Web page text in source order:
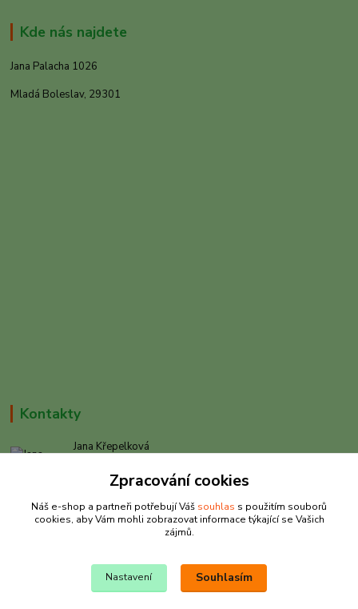
Kde nás najdete
Jana Palacha 1026
Mladá Boleslav, 29301
Kontakty
Jana Křepelková
(Po-Pá, 9-17 hod. , So 9-12 hod.)
info@rybarkrepelkova.cz
Zpracování cookies
Náš e-shop a partneři potřebují Váš souhlas s použitím souborů
cookies, aby Vám mohli zobrazovat informace týkající se Vašich
zájmů.
Nastavení Souhlasím